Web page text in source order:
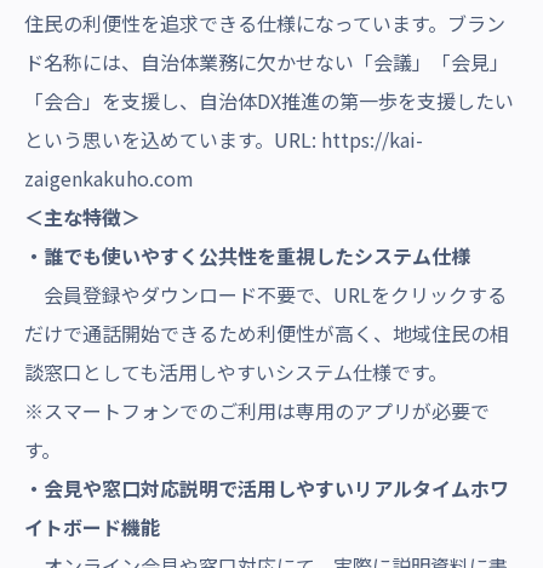
住民の利便性を追求できる仕様になっています。 ブラン
ド名称には、自治体業務に欠かせない「会議」「会見」
「会合」を支援し、自治体DX推進の第一歩を支援したい
という思いを込めています。 URL: https://kai-
zaigenkakuho.com
＜主な特徴＞
・誰でも使いやすく公共性を重視したシステム仕様
会員登録やダウンロード不要で、URLをクリックする
だけで通話開始できるため利便性が高く、地域住民の相
談窓口としても活用しやすいシステム仕様です。
※スマートフォンでのご利用は専用のアプリが必要で
す。
・会見や窓口対応説明で活用しやすいリアルタイムホワ
イトボード機能